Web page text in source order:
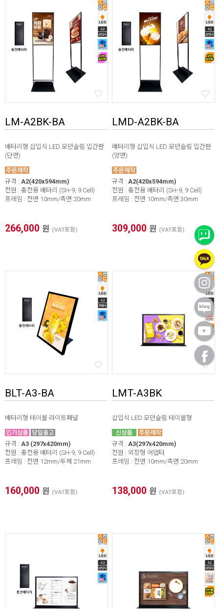
LM-A2BK-BA
배터리형 삽입식 LED 모던슬림 입간판
(단면)
규격 : A2(420x594mm)
전원 : 충전용 배터리 (SH-9, 9 Cell)
프레임 : 전면 10mm/측면:20mm
266,000 원 (VAT포함)
LMD-A2BK-BA
배터리형 삽입식 LED 모던슬림 입간판
(양면)
규격 : A2(420x594mm)
전원 : 충전용 배터리 (SH-9, 9 Cell)
프레임 : 전면 10mm/측면:30mm
309,000 원 (VAT포함)
BLT-A3-BA
배터리형 테이블 라이트패널
규격 : A3 (297x420mm)
전원 : 충전용 배터리 (SH-9, 9 Cell)
프레임 : 전면 12mm/두께 21mm
160,000 원 (VAT포함)
LMT-A3BK
삽입식 LED 모던슬림 테이블형
규격 : A3(297x420mm)
전원 : 외장형 어댑터
프레임 : 전면 10mm/측면:20mm
138,000 원 (VAT포함)